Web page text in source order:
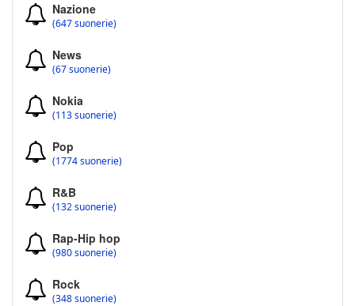
Nazione
(647 suonerie)
News
(67 suonerie)
Nokia
(113 suonerie)
Pop
(1774 suonerie)
R&B
(132 suonerie)
Rap-Hip hop
(980 suonerie)
Rock
(348 suonerie)